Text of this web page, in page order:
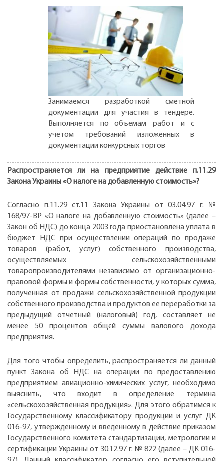
Занимаемся разработкой сметной
документации для участия в тендере.
Выполняется по объемам работ и с
учетом требований изложенных в
документации конкурсных торгов
Распространяется ли на предприятие действие п.11.29
Закона Украины «О налоге на добавленную стоимость»?
Согласно п.11.29 ст.11 Закона Украины от 03.04.97 г. №
168/97-ВР «О налоге на добавленную стоимость» (далее –
Закон об НДС) до конца 2003 года приостановлена уплата в
бюджет НДС при осуществлении операций по продаже
товаров (работ, услуг) собственного производства,
осуществляемых сельскохозяйственными
товаропроизводителями независимо от организационно-
правовой формы и формы собственности, у которых сумма,
полученная от продажи сельскохозяйственной продукции
собственного производства и продуктов ее переработки за
предыдущий отчетный (налоговый) год, составляет не
менее 50 процентов общей суммы валового дохода
предприятия.
Для того чтобы определить, распространяется ли данный
пункт Закона об НДС на операции по предоставлению
предприятием авиационно-химических услуг, необходимо
выяснить, что входит в определение термина
«сельскохозяйственная продукция». Для этого обратимся к
Государственному классификатору продукции и услуг ДК
016-97, утвержденному и введенному в действие приказом
Государственного комитета стандартизации, метрологии и
сертификации Украины от 30.12.97 г. № 822 (далее – ДК 016-